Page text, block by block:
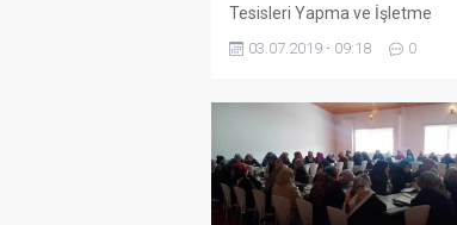
Tesisleri Yapma ve İşletme
meclis toplantısı Bayburt
Pekmezci, Gümüşhane
Belediye Başkanı Ercan Çimen
ile Bayburt ve Gümüşhane İlçe
ve belde belediye
başkanlarının katılımlarıyla
03.07.2019 - 09:18 0